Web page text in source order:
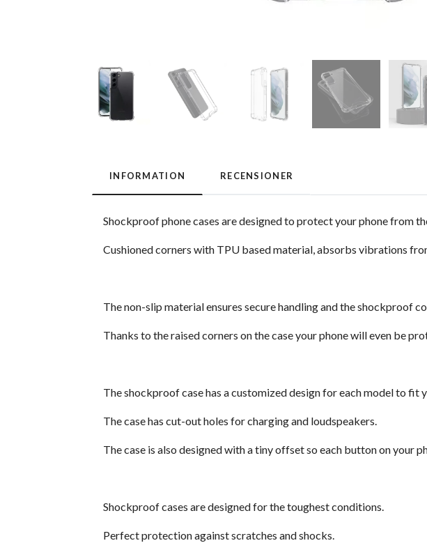
INFORMATION RECENSIONER
Shockproof phone cases are designed to protect your phone from
Cushioned corners with TPU based material, absorbs vibrations
The non-slip material ensures secure handling and the shockproof
Thanks to the raised corners on the case your phone will even be
The shockproof case has a customized design for each model to fit
The case has cut-out holes for charging and loudspeakers.
The case is also designed with a tiny offset so each button on your
Shockproof cases are designed for the toughest conditions.
Perfect protection against scratches and shocks.